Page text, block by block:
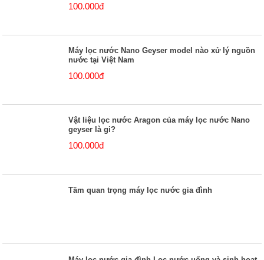
100.000đ
Máy lọc nước Nano Geyser model nào xử lý nguồn
nước tại Việt Nam
100.000đ
Vật liệu lọc nước Aragon của máy lọc nước Nano
geyser là gi?
100.000đ
Tầm quan trọng máy lọc nước gia đình